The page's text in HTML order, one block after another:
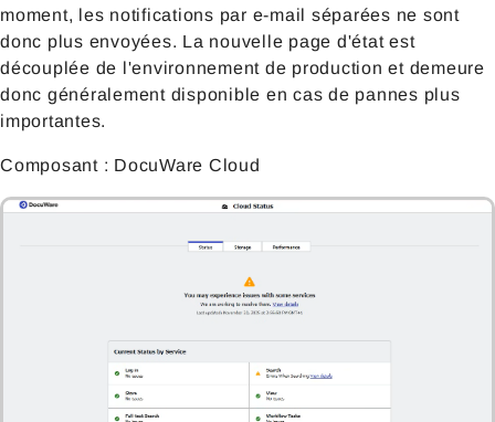
moment, les notifications par e-mail séparées ne sont
donc plus envoyées. La nouvelle page d'état est
découplée de l'environnement de production et demeure
donc généralement disponible en cas de pannes plus
importantes.
Composant : DocuWare Cloud